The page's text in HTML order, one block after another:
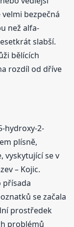
bezpečná
než alfa-
slabší.
bělících
rozdíl od dříve
hydroxy-2-
plísně,
vyskytující se v
– Kojic.
přísada
se začala
prostředek
problémů